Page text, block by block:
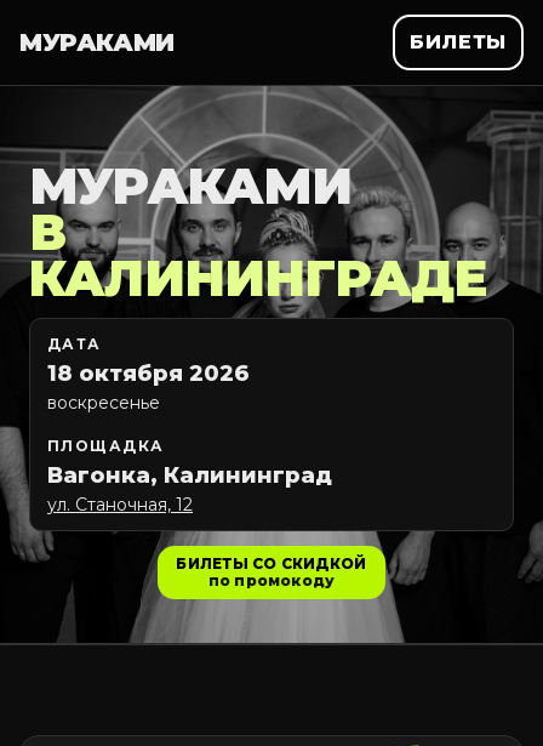
МУРАКАМИ БИЛЕТЫ
МУРАКАМИ
В
КАЛИНИНГРАДЕ
ДАТА
18 октября 2026
воскресенье
ПЛОЩАДКА
Вагонка, Калининград
ул. Станочная, 12
БИЛЕТЫ СО СКИДКОЙ
по промокоду